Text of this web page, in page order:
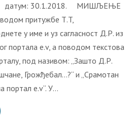
датум: 30.1.2018. МИШЉЕЊЕ
притужбе Т.T,
у име и уз сагласност Д.Р. из
портала е.v, а поводом текстова
под називом: „Зашто Д.Р.
Грожђебал…?“ и „Срамотан
портал е.v“. У…